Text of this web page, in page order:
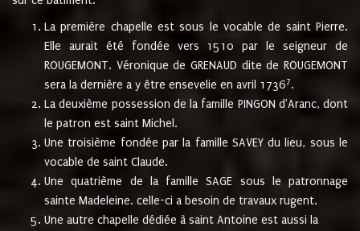
La première chapelle est sous le vocable de saint Pierre.
Elle aurait été fondée vers 1510 par le seigneur de
ROUGEMONT. Véronique de GRENAUD dite de ROUGEMONT
sera la dernière a y être ensevelie en avril 17367.
La deuxième possession de la famille PINGON d'Aranc, dont
le patron est saint Michel.
Une troisième fondée par la famille SAVEY du lieu, sous le
vocable de saint Claude.
Une quatrième de la famille SAGE sous le patronnage
sainte Madeleine. celle-ci a besoin de travaux rugent.
Une autre chapelle dédiée à saint Antoine est aussi la